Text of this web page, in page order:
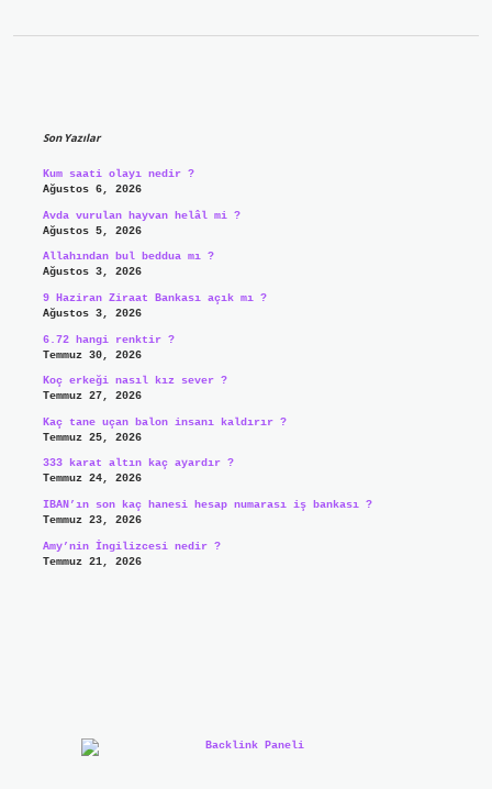
Son Yazılar
Kum saati olayı nedir ?
Ağustos 6, 2026
Avda vurulan hayvan helâl mi ?
Ağustos 5, 2026
Allahından bul beddua mı ?
Ağustos 3, 2026
9 Haziran Ziraat Bankası açık mı ?
Ağustos 3, 2026
6.72 hangi renktir ?
Temmuz 30, 2026
Koç erkeği nasıl kız sever ?
Temmuz 27, 2026
Kaç tane uçan balon insanı kaldırır ?
Temmuz 25, 2026
333 karat altın kaç ayardır ?
Temmuz 24, 2026
IBAN’ın son kaç hanesi hesap numarası iş bankası ?
Temmuz 23, 2026
Amy’nin İngilizcesi nedir ?
Temmuz 21, 2026